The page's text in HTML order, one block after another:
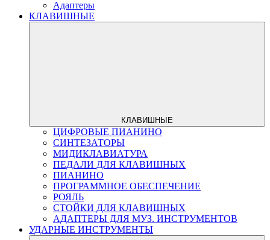
Адаптеры
КЛАВИШНЫЕ
КЛАВИШНЫЕ
ЦИФРОВЫЕ ПИАНИНО
СИНТЕЗАТОРЫ
МИДИКЛАВИАТУРА
ПЕДАЛИ ДЛЯ КЛАВИШНЫХ
ПИАНИНО
ПРОГРАММНОЕ ОБЕСПЕЧЕНИЕ
РОЯЛЬ
СТОЙКИ ДЛЯ КЛАВИШНЫХ
АДАПТЕРЫ ДЛЯ МУЗ. ИНСТРУМЕНТОВ
УДАРНЫЕ ИНСТРУМЕНТЫ